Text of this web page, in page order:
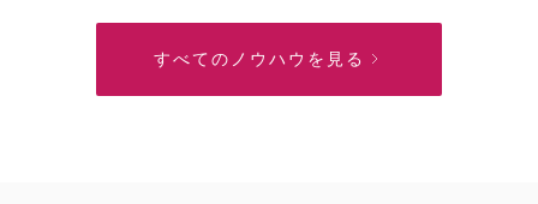
すべてのノウハウを見る